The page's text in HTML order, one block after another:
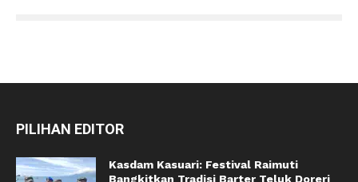
PILIHAN EDITOR
Kasdam Kasuari: Festival Raimuti
Bangkitkan Tradisi Barter Teluk Doreri